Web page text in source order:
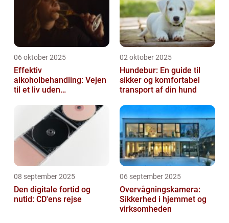
06 oktober 2025
Effektiv
alkoholbehandling: Vejen
til et liv uden
02 oktober 2025
Hundebur: En guide til
sikker og komfortabel
transport af din hund
08 september 2025
Den digitale fortid og
nutid: CD'ens rejse
06 september 2025
Overvågningskamera:
Sikkerhed i hjemmet og
virksomheden